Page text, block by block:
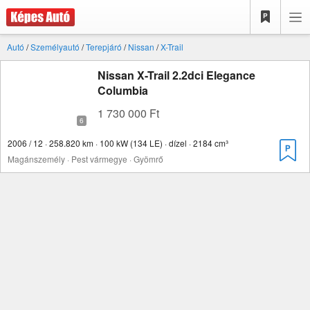
Autó /Személyautó /Terepjáró /Nissan /X-Trail
Nissan X-Trail 2.2dci Elegance
Columbia
1 730 000 Ft
2006 / 12 · 258.820 km · 100 kW (134 LE) · dízel · 2184 cm³
Magánszemély · Pest vármegye · Gyömrő